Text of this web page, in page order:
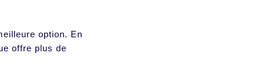
option. En
offre plus de